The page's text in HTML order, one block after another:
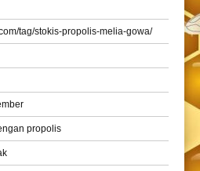
tag/stokis-propolis-melia-gowa/
propolis